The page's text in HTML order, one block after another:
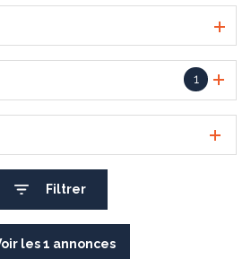
1
Filtrer
les1 annonces